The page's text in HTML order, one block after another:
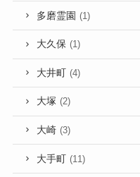
多磨霊園 (1)
大久保 (1)
大井町 (4)
大塚 (2)
大崎 (3)
大手町 (11)